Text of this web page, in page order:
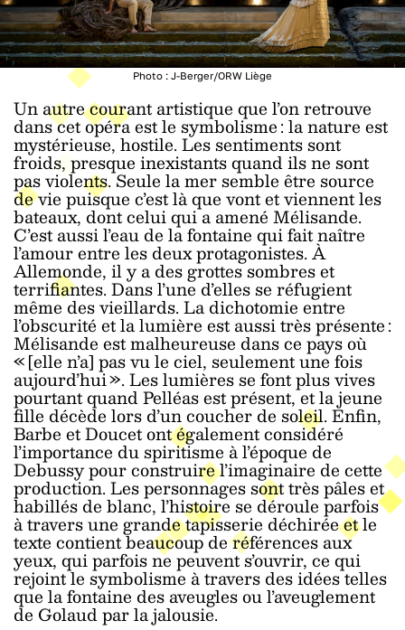
Photo : J-Berger/ORW Liège
Un autre courant artistique que l’on retrouve
dans cet opéra est le symbolisme : la nature est
mystérieuse, hostile. Les sentiments sont
froids, presque inexistants quand ils ne sont
pas violents. Seule la mer semble être source
de vie puisque c’est là que vont et viennent les
bateaux, dont celui qui a amené Mélisande.
C’est aussi l’eau de la fontaine qui fait naître
l’amour entre les deux protagonistes. À
Allemonde, il y a des grottes sombres et
terrifiantes. Dans l’une d’elles se réfugient
même des vieillards. La dichotomie entre
l’obscurité et la lumière est aussi très présente :
Mélisande est malheureuse dans ce pays où
« [elle n’a] pas vu le ciel, seulement une fois
aujourd’hui ». Les lumières se font plus vives
pourtant quand Pelléas est présent, et la jeune
fille décède lors d’un coucher de soleil. Enfin,
Barbe et Doucet ont également considéré
l’importance du spiritisme à l’époque de
Debussy pour construire l’imaginaire de cette
production. Les personnages sont très pâles et
habillés de blanc, l’histoire se déroule parfois
à travers une grande tapisserie déchirée et le
texte contient beaucoup de références aux
yeux, qui parfois ne peuvent s’ouvrir, ce qui
rejoint le symbolisme à travers des idées telles
que la fontaine des aveugles ou l’aveuglement
de Golaud par la jalousie.